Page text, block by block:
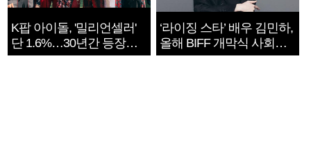
K팝 아이돌, '밀리언셀러'
단 1.6%…30년간 등장
1182개팀 전수조사
‘라이징 스타’ 배우 김민하,
올해 BIFF 개막식 사회자
확정